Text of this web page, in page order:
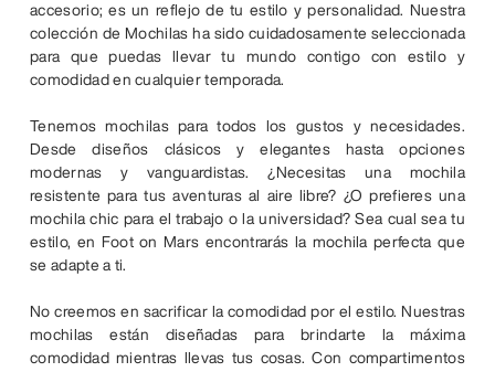
accesorio; es un reflejo de tu estilo y personalidad. Nuestra
colección de Mochilas ha sido cuidadosamente seleccionada
para que puedas llevar tu mundo contigo con estilo y
comodidad en cualquier temporada.
Tenemos mochilas para todos los gustos y necesidades.
Desde diseños clásicos y elegantes hasta opciones
modernas y vanguardistas. ¿Necesitas una mochila
resistente para tus aventuras al aire libre? ¿O prefieres una
mochila chic para el trabajo o la universidad? Sea cual sea tu
estilo, en Foot on Mars encontrarás la mochila perfecta que
se adapte a ti.
No creemos en sacrificar la comodidad por el estilo. Nuestras
mochilas están diseñadas para brindarte la máxima
comodidad mientras llevas tus cosas. Con compartimentos